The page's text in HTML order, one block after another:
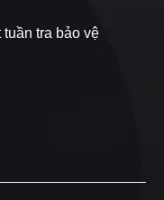
tuần tra bảo vệ